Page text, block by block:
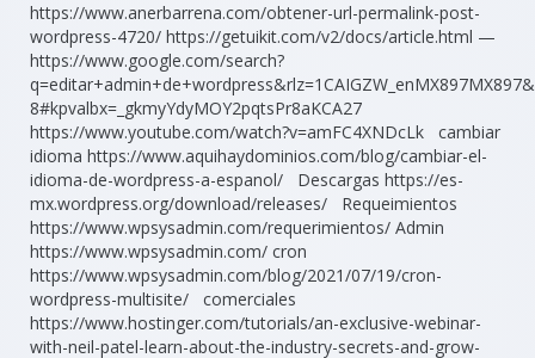
https://www.anerbarrena.com/obtener-url-permalink-post-
wordpress-4720/ https://getuikit.com/v2/docs/article.html —
https://www.google.com/search?
8#kpvalbx=_gkmyYdyMOY2pqtsPr8aKCA27
https://www.youtube.com/watch?v=amFC4XNDcLk cambiar
idioma https://www.aquihaydominios.com/blog/cambiar-el-
idioma-de-wordpress-a-espanol/ Descargas https://es-
mx.wordpress.org/download/releases/ Requeimientos
https://www.wpsysadmin.com/requerimientos/ Admin
https://www.wpsysadmin.com/ cron
https://www.wpsysadmin.com/blog/2021/07/19/cron-
wordpress-multisite/ comerciales
https://www.hostinger.com/tutorials/an-exclusive-webinar-
with-neil-patel-learn-about-the-industry-secrets-and-grow-